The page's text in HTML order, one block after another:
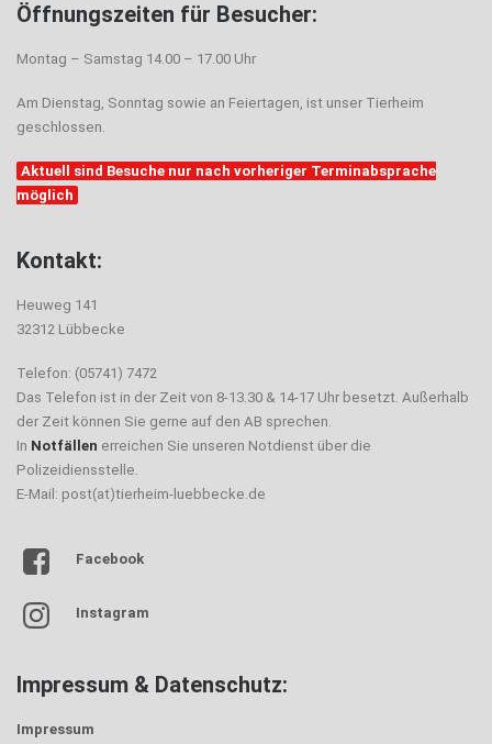
Öffnungszeiten für Besucher:
Montag – Samstag 14.00 – 17.00 Uhr
Am Dienstag, Sonntag sowie an Feiertagen, ist unser Tierheim
geschlossen.
Aktuell sind Besuche nur nach vorheriger Terminabsprache
möglich
Kontakt:
Heuweg 141
32312 Lübbecke
Telefon: (05741) 7472
Das Telefon ist in der Zeit von 8-13.30 & 14-17 Uhr besetzt. Außerhalb
der Zeit können Sie gerne auf den AB sprechen.
In Notfällen erreichen Sie unseren Notdienst über die
Polizeidiensstelle.
E-Mail: post(at)tierheim-luebbecke.de
Facebook
Instagram
Impressum & Datenschutz:
Impressum